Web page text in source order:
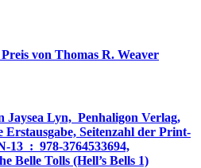
von Thomas R. Weaver
Jaysea Lyn, ‎ Penhaligon Verlag,
Erstausgabe, Seitenzahl der Print-
the Belle Tolls (Hell’s Bells 1)